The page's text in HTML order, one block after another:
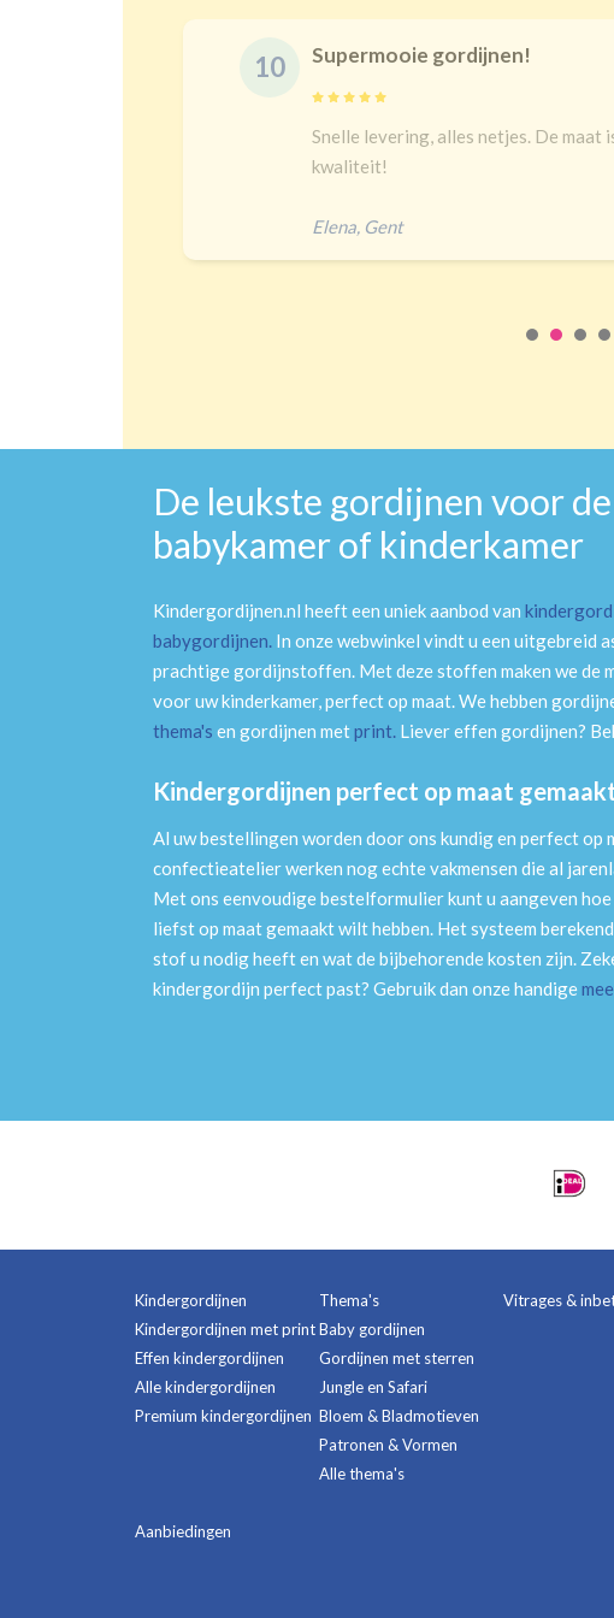
Supermooie gordijnen!
Snelle levering, alles netjes. De maat is juist en
De leukste gordijnen voor de
babykamer of kinderkamer
Kindergordijnen.nl heeft een uniek aanbod van
babygordijnen. In onze webwinkel vindt u een uitgebreid
prachtige gordijnstoffen. Met deze stoffen maken we de
voor uw kinderkamer, perfect op maat. We hebben
thema's en gordijnen metprint. Liever effen gordijnen?
Kindergordijnen perfect op maat
Al uw bestellingen worden door ons kundig en perfect op
confectieatelier werken nog echte vakmensen die al
Met ons eenvoudige bestelformulier kunt u aangeven
liefst op maat gemaakt wilt hebben. Het systeem
stof u nodig heeft en wat de bijbehorende kosten zijn.
kindergordijn perfect past? Gebruik dan onze handige
Kindergordijnen
Kindergordijnen met print
Effen kindergordijnen
Alle kindergordijnen
Premium kindergordijnen
Thema's
Baby gordijnen
Gordijnen met sterren
Jungle en Safari
Bloem & Bladmotieven
Patronen & Vormen
Alle thema's
Vitrages &
Aanbiedingen